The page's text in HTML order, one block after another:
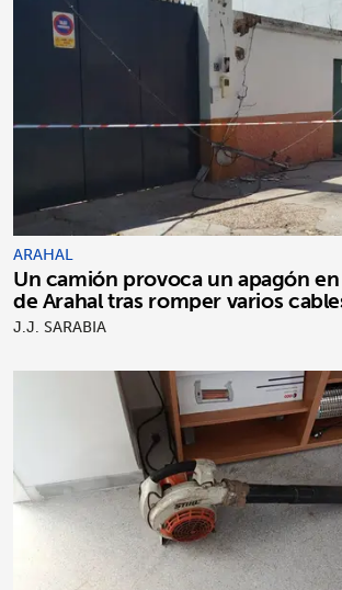
ARAHAL
Un camión provoca un apagón
de Arahal tras romper varios
J.J. SARABIA